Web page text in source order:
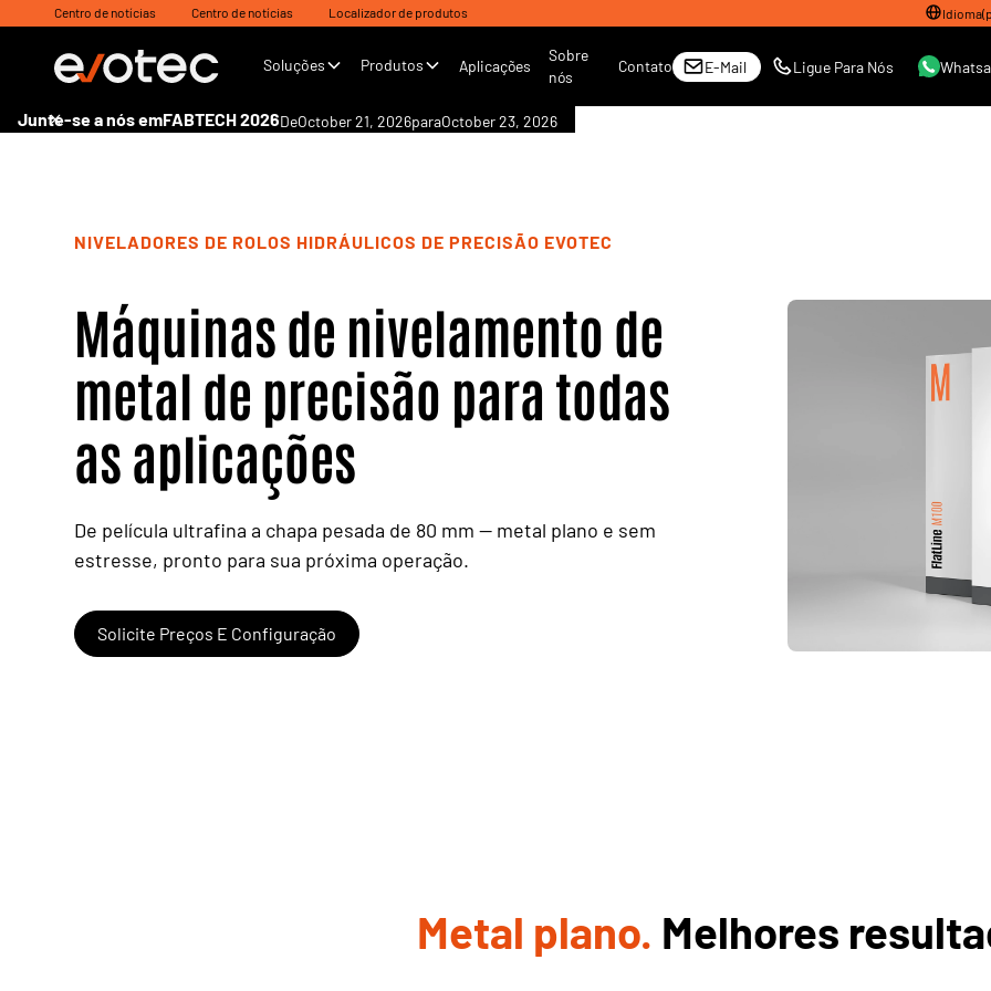
Centro de notícias Centro de notícias Localizador de produtos Idioma(
Soluções Produtos Aplicações
Sobre
nós
Contato E-Mail Ligue Para Nós
Junte-se a nós emFABTECH 2026DeOctober 21, 2026paraOctober 23, 2026
NIVELADORES DE ROLOS HIDRÁULICOS DE PRECISÃO EVOTEC
Máquinas de nivelamento de
metal de precisão para todas
as aplicações
De película ultrafina a chapa pesada de 80 mm — metal plano e sem
estresse, pronto para sua próxima operação.
Solicite Preços E Configuração
Metal plano. Melhores